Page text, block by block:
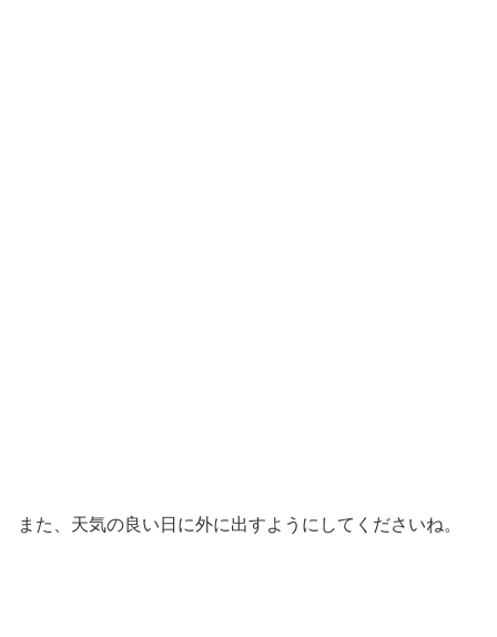
また、天気の良い日に外に出すようにしてくださいね。